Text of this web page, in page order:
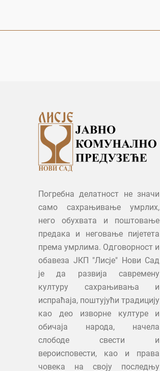
Погребна делатност не значи
само сахрањивање умрлих,
него обухвата и поштовање
предака и неговање пијетета
према умрлима. Одговорност и
обавеза ЈКП "Лисје" Нови Сад
је да развија савремену
културу сахрањивања и
испраћаја, поштујући традицију
као део изворне културе и
обичаја народа, начела
слободе свести и
вероисповести, као и права
човека на своју последњу